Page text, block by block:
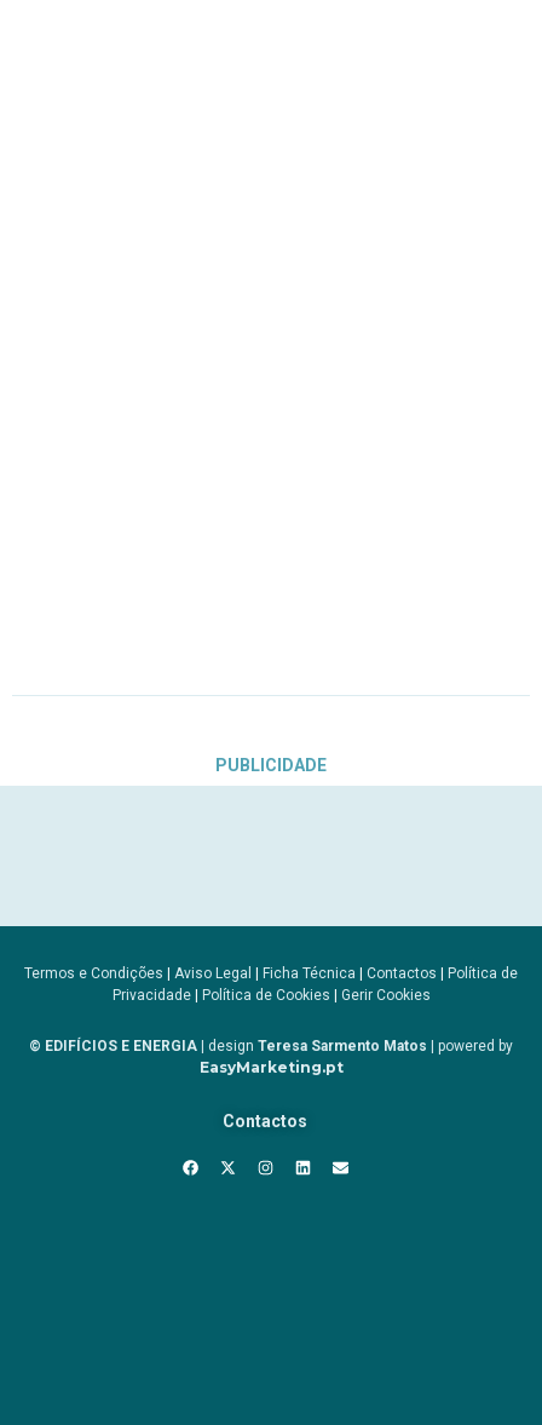
PUBLICIDADE
Termos e Condições | Aviso Legal | Ficha Técnica | Contactos | Política de
Privacidade| Política de Cookies | Gerir Cookies
© EDIFÍCIOS E ENERGIA | design Teresa Sarmento Matos | powered by
EasyMarketing.pt
Contactos